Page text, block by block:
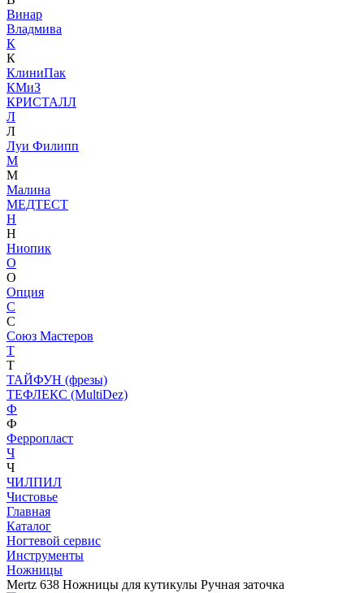
Винар
Владмива
К
К
КлиниПак
КМиЗ
КРИСТАЛЛ
Л
Л
Луи Филипп
М
М
Малина
МЕДТЕСТ
Н
Н
Ниопик
О
О
Опция
С
С
Союз Мастеров
Т
Т
ТАЙФУН (фрезы)
ТЕФЛЕКС (MultiDez)
Ф
Ф
Ферропласт
Ч
Ч
ЧИЛПИЛ
Чистовье
Главная
Каталог
Ногтевой сервис
Инструменты
Ножницы
Mertz 638 Ножницы для кутикулы Ручная заточка